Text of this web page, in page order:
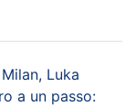
Luka
a un passo: